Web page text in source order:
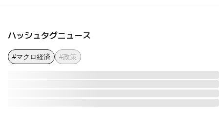
ハッシュタグニュース
#マクロ経済 #政策